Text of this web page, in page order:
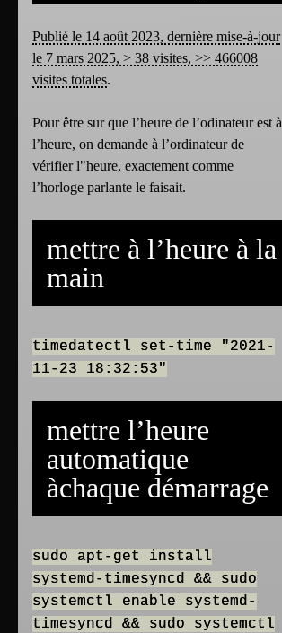
Publié le 14 août 2023, dernière mise-à-jour
le 7 mars 2025, > 38 visites, >> 466008
visites totales.
Pour être sur que l’heure de l’odinateur est à
l’heure, on demande à l’ordinateur de
vérifier l"heure, exactement comme
l’horloge parlante le faisait.
mettre à l’heure à la
main
timedatectl set-time "2021-
11-23 18:32:53"
mettre l’heure
automatique
àchaque démarrage
sudo apt-get install
systemd-timesyncd && sudo
systemctl enable systemd-
timesyncd && sudo systemctl